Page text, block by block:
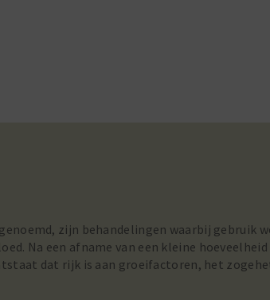
zijn behandelingen waarbij gebruik
Na een afname van een kleine hoeveelheid
dat rijk is aan groeifactoren, het